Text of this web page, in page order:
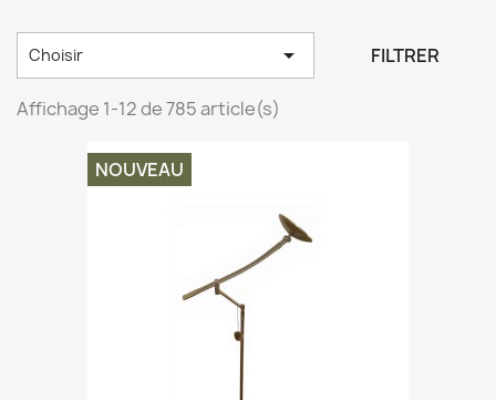
Choisir  FILTRER
Affichage 1-12 de 785 article(s)
NOUVEAU